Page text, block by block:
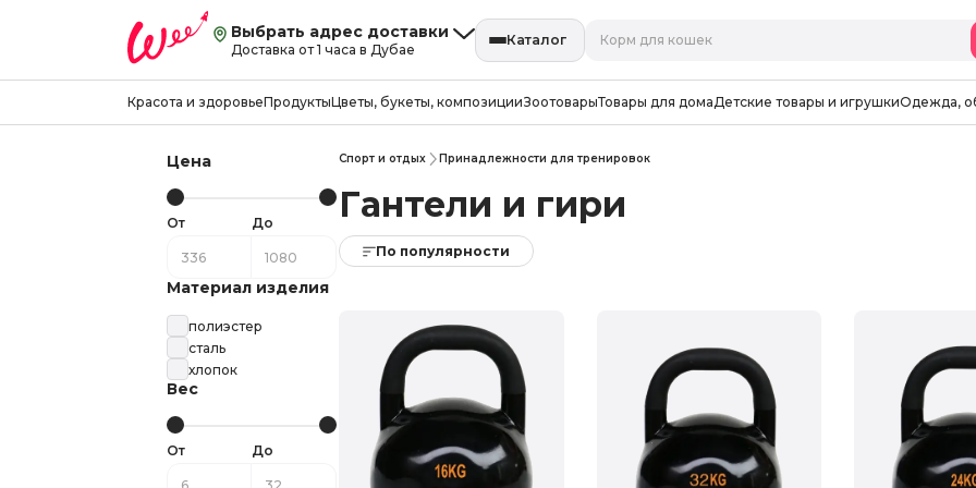
Выбрать адрес доставки
Доставка от 1 часа в Дубае
Каталог
Красота и здоровьеПродуктыЦветы, букеты, композицииЗоотоварыТовары для домаДетские товары и игрушкиОдежда,
Спорт и отдых Принадлежности для тренировок
Гантели и гири
По популярности
Цена
От До
Материал изделия
полиэстер
сталь
хлопок
Вес
От До